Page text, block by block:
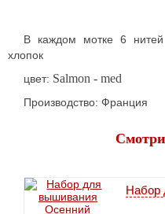
В каждом мотке 6
хлопок
цвет: Salmon - med
Производство: Франция
Набор